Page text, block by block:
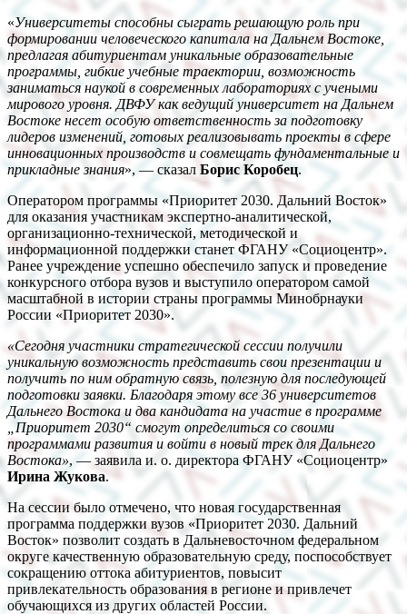
«Университеты способны сыграть решающую роль при
формировании человеческого капитала на Дальнем Востоке,
предлагая абитуриентам уникальные образовательные
программы, гибкие учебные траектории, возможность
заниматься наукой в современных лабораториях с учеными
мирового уровня. ДВФУ как ведущий университет на Дальнем
Востоке несет особую ответственность за подготовку
лидеров изменений, готовых реализовывать проекты в сфере
инновационных производств и совмещать фундаментальные и
прикладные знания», — сказал Борис Коробец.
Оператором программы «Приоритет 2030. Дальний Восток»
для оказания участникам экспертно-аналитической,
организационно-технической, методической и
информационной поддержки станет ФГАНУ «Социоцентр».
Ранее учреждение успешно обеспечило запуск и проведение
конкурсного отбора вузов и выступило оператором самой
масштабной в истории страны программы Минобрнауки
России «Приоритет 2030».
«Сегодня участники стратегической сессии получили
уникальную возможность представить свои презентации и
получить по ним обратную связь, полезную для последующей
подготовки заявки. Благодаря этому все 36 университетов
Дальнего Востока и два кандидата на участие в программе
„Приоритет 2030“ смогут определиться со своими
программами развития и войти в новый трек для Дальнего
Востока», — заявила и. о. директора ФГАНУ «Социоцентр»
Ирина Жукова.
На сессии было отмечено, что новая государственная
программа поддержки вузов «Приоритет 2030. Дальний
Восток» позволит создать в Дальневосточном федеральном
округе качественную образовательную среду, поспособствует
сокращению оттока абитуриентов, повысит
привлекательность образования в регионе и привлечет
обучающихся из других областей России.